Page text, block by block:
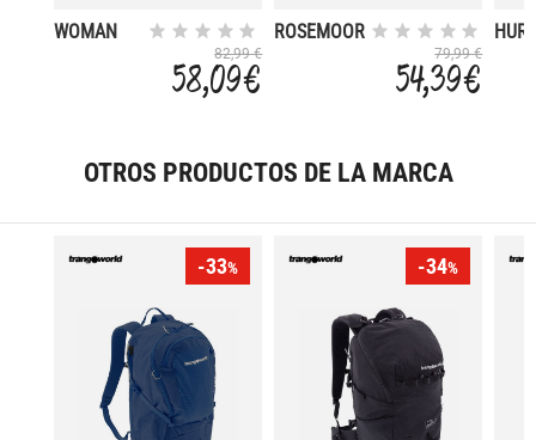
WOMAN
82,99 €
58,09 €
ROSEMOOR
79,99 €
54,39 €
OTROS PRODUCTOS DE LA MARCA
-33% -34%